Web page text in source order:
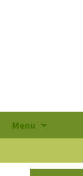
Menu
principal